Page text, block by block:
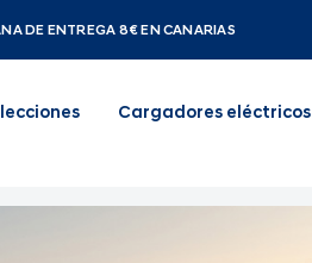
DE ENTREGA 8€ EN CANARIAS
Cargadores eléctricos